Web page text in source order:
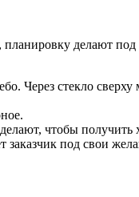
делают
Через стекло
чтобы
заказчик под свои